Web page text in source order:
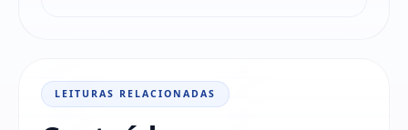
LEITURAS RELACIONADAS